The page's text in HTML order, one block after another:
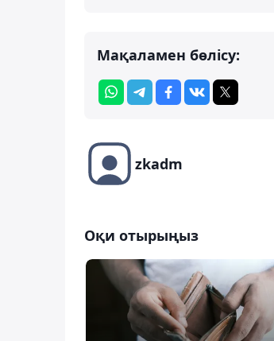
Мақаламен бөлісу:
zkadm
Оқи отырыңыз